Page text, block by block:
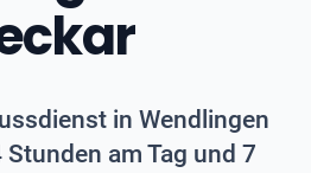
in Wendlingen
am Tag und 7